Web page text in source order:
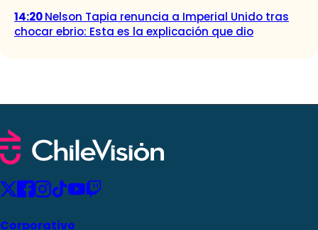
14:20Nelson Tapia renuncia a Imperial Unido tras
chocar ebrio: Esta es la explicación que dio
Corporativo